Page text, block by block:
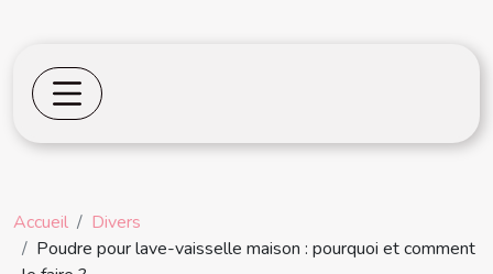
Accueil
Divers
Poudre pour lave-vaisselle maison : pourquoi et comment